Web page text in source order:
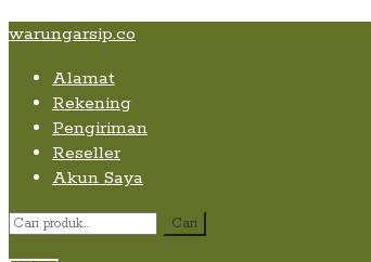
Skip
content
Skip
navigation
Skip
content
warungarsip.co
Alamat
Rekening
Pengiriman
Reseller
Akun Saya
Pencarian
Cari